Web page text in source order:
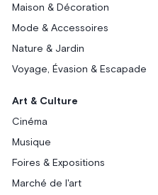
Maison & Décoration
Mode & Accessoires
Nature & Jardin
Voyage, Évasion & Escapade
Art & Culture
Cinéma
Musique
Foires & Expositions
Marché de l'art